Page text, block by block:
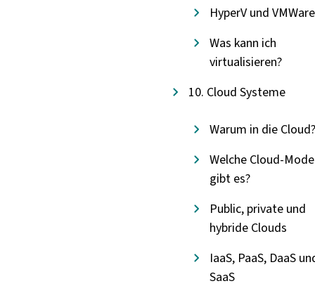
HyperV und VMWare
Was kann ich
virtualisieren?
10. Cloud Systeme
Warum in die Cloud?
Welche Cloud-
gibt es?
Public, private und
hybride Clouds
IaaS, PaaS, DaaS
SaaS